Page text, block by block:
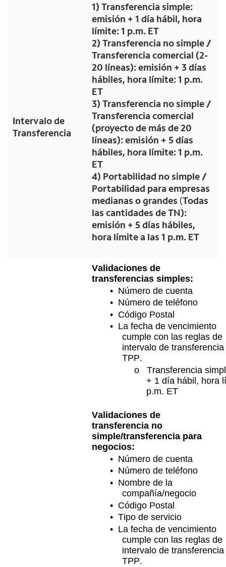
Intervalo de
Transferencia
1) Transferencia simple:
emisión + 1 día hábil, hora
límite: 1 p.m. ET
2) Transferencia no simple /
Transferencia comercial (2-
20 líneas): emisión + 3 días
hábiles, hora límite: 1 p.m.
ET
3) Transferencia no simple /
Transferencia comercial
(proyecto de más de 20
líneas): emisión + 5 días
hábiles, hora límite: 1 p.m.
ET
4) Portabilidad no simple /
Portabilidad para empresas
medianas o grandes (Todas
las cantidades de TN):
emisión + 5 días hábiles,
hora límite a las 1 p.m. ET
Validaciones de
transferencias simples:
• Número de cuenta
• Número de teléfono
• Código Postal
• La fecha de vencimiento
cumple con las reglas de
intervalo de transferencia
TPP.
o Transferencia
+ 1 día hábil, hora
p.m. ET
Validaciones de
transferencia no
simple/transferencia para
negocios:
• Número de cuenta
• Número de teléfono
• Nombre de la
compañía/negocio
• Código Postal
• Tipo de servicio
• La fecha de vencimiento
cumple con las reglas de
intervalo de transferencia
TPP.